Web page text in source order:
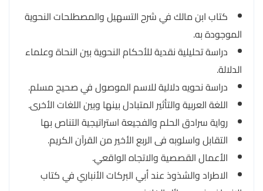
كتاب ابن مالك في شرح التسهيل والمصطلحات النحوية
الموجودة به.
دراسة تحليلية نقدية للأحكام النحوية بين النحاة وعلماء
الدلالة.
دراسة نحويه دلالية للاسم الموصول في صحيح مسلم.
اللغة العربية والتأثير المتبادل بينها وبين اللغات الأخرى.
رواية سرادق الحلم والفجيعة استراتيجية التناص بها
التقابل واسلوبه فى الربع الأخير من القرآن الكريم.
الأعمال القصصية والاتجاه الواقعي.
الاطراد والشذوذ عند أبي البركات الأنباري في كتاب